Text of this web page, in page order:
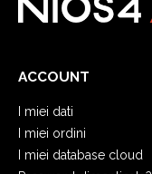
ACCOUNT
I miei dati
I miei ordini
I miei database cloud